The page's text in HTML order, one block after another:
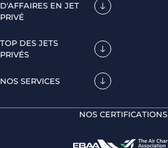
D'AFFAIRES EN JET
PRIVÉ
TOP DES JETS
PRIVÉS
NOS SERVICES
NOS CERTIFICATIONS